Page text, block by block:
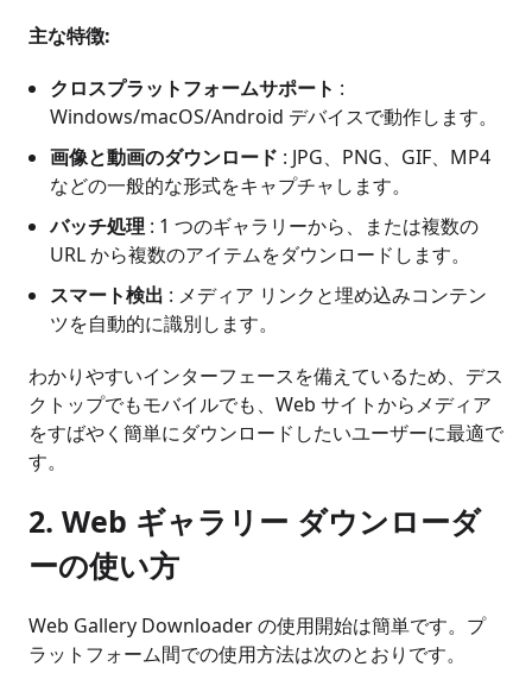
主な特徴:
クロスプラットフォームサポート :
Windows/macOS/Android デバイスで動作します。
画像と動画のダウンロード : JPG、PNG、GIF、MP4
などの一般的な形式をキャプチャします。
バッチ処理 : 1 つのギャラリーから、または複数の
URL から複数のアイテムをダウンロードします。
スマート検出 : メディア リンクと埋め込みコンテン
ツを自動的に識別します。
わかりやすいインターフェースを備えているため、デス
クトップでもモバイルでも、Web サイトからメディア
をすばやく簡単にダウンロードしたいユーザーに最適で
す。
2. Web ギャラリー ダウンローダ
ーの使い方
Web Gallery Downloader の使用開始は簡単です。プ
ラットフォーム間での使用方法は次のとおりです。